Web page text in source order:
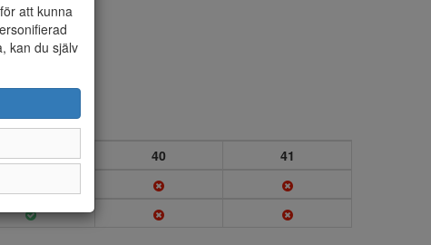
39 40
41
att kunna
kan du själv